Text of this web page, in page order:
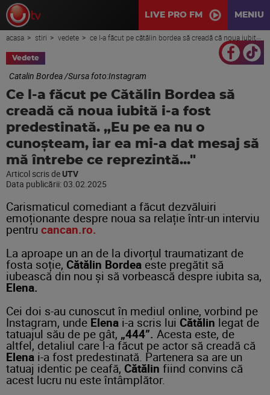
LIVE PRO FM MENIU
acasa stiri vedete ce l-a făcut pe cătălin bordea să creadă că noua iubită i-a fost predestinată. „eu pe ea nu o cunoșteam, iar ea mi-a dat mesaj să mă întrebe ce reprezintă..."
Vedete
Catalin Bordea /Sursa foto:Instagram
Ce l-a făcut pe Cătălin Bordea să
creadă că noua iubită i-a fost
predestinată. „Eu pe ea nu o
cunoșteam, iar ea mi-a dat mesaj să
mă întrebe ce reprezintă..."
Articol scris de UTV
Data publicării: 03.02.2025
Carismaticul comediant a făcut dezvăluiri
emoționante despre noua sa relație într-un interviu
pentru cancan.ro.
La aproape un an de la divorțul traumatizant de
fosta soție, Cătălin Bordea este pregătit să
iubească din nou și să vorbească despre iubita sa,
Elena.
Cei doi s-au cunoscut în mediul online, vorbind pe
Instagram, unde Elena i-a scris lui Cătălin legat de
tatuajul său de pe gât, „444”. Acesta este, de
altfel, detaliul care l-a făcut pe actor să creadă că
Elena i-a fost predestinată. Partenera sa are un
tatuaj identic pe ceafă, Cătălin fiind convins că
acest lucru nu este întâmplător.